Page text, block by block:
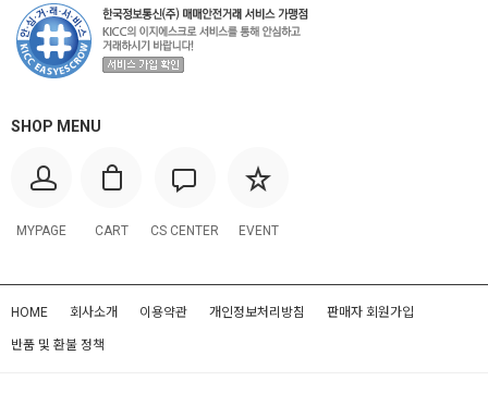
SHOP MENU
MYPAGE CART CS CENTER EVENT
HOME 회사소개 이용약관 개인정보처리방침 판매자 회원가입
반품 및 환불 정책